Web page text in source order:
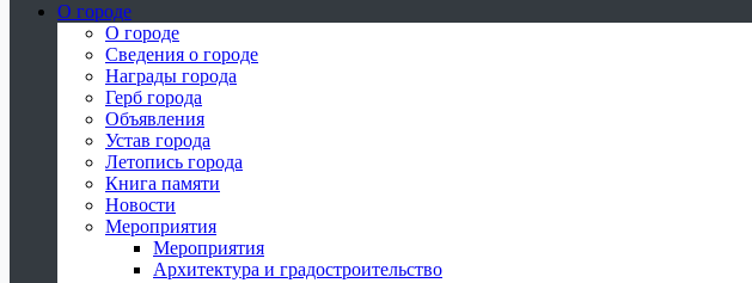
О городе
О городе
Сведения о городе
Награды города
Герб города
Объявления
Устав города
Летопись города
Книга памяти
Новости
Мероприятия
Мероприятия
Архитектура и градостроительство